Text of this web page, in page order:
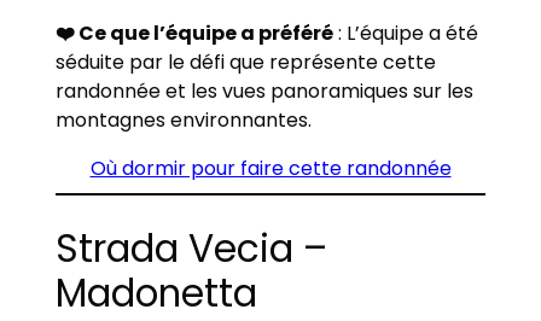
❤️ Ce que l’équipe a préféré: L’équipe a été
séduite par le défi que représente cette
randonnée et les vues panoramiques sur les
montagnes environnantes.
Où dormir pour faire cette randonnée
Strada Vecia –
Madonetta